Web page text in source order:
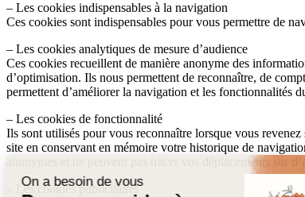
– Les cookies indispensables à la navigation
Ces cookies sont indispensables pour vous permettre de
– Les cookies analytiques de mesure d’audience
Ces cookies recueillent de manière anonyme des
d’optimisation. Ils nous permettent de reconnaître, de
permettent d’améliorer la navigation et les fonctionnalités
– Les cookies de fonctionnalité
Ils sont utilisés pour vous reconnaître lorsque vous
site en conservant en mémoire votre historique de
anonymes et ne peuvent pas tracer vos déplacements sur
– Les cookies publicitaires